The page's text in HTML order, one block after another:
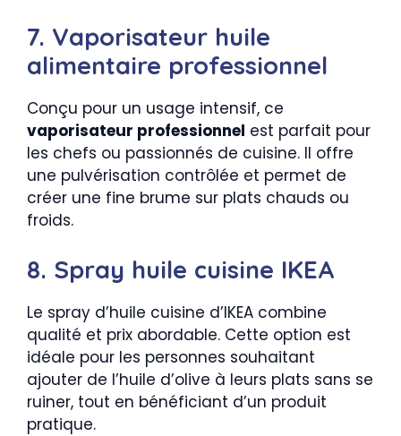
7. Vaporisateur huile
alimentaire professionnel
Conçu pour un usage intensif, ce
vaporisateur professionnel est parfait pour
les chefs ou passionnés de cuisine. Il offre
une pulvérisation contrôlée et permet de
créer une fine brume sur plats chauds ou
froids.
8. Spray huile cuisine IKEA
Le spray d’huile cuisine d’IKEA combine
qualité et prix abordable. Cette option est
idéale pour les personnes souhaitant
ajouter de l’huile d’olive à leurs plats sans se
ruiner, tout en bénéficiant d’un produit
pratique.